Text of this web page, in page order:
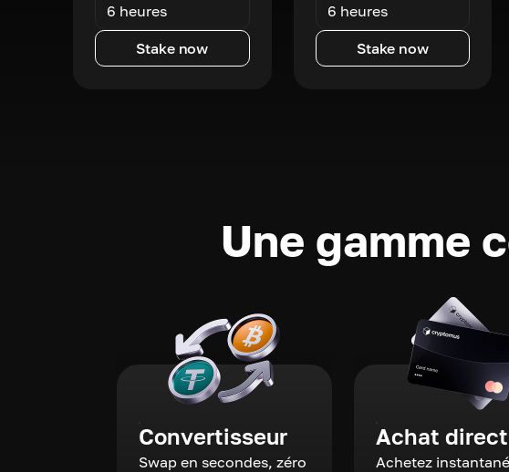
6 heures
Stake now
6 heures
Stake now
Une gamme
Convertisseur
Swap en secondes, zéro
Achat direct
Achetez